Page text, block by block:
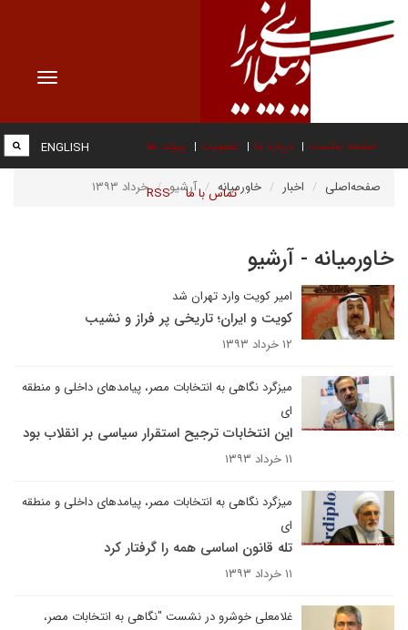
Toggle
صفحه نخست درباره ما عضویت پیوند ها
تماس با ما RSS
ENGLISH
صفحه‌اصلی اخبار خاورمیانه آرشیو خرداد ۱۳۹۳
خاورمیانه - آرشیو
امیر کویت وارد تهران شد
کویت و ایران؛ تاریخی پر فراز و نشیب
۱۲ خرداد ۱۳۹۳
میزگرد نگاهی به انتخابات مصر، پیامدهای داخلی و منطقه
ای
این انتخابات ترجیح استقرار سیاسی بر انقلاب بود
۱۱ خرداد ۱۳۹۳
میزگرد نگاهی به انتخابات مصر، پیامدهای داخلی و منطقه
ای
تله قانون اساسی همه را گرفتار کرد
۱۱ خرداد ۱۳۹۳
غلامعلی خوشرو در نشست "نگاهی به انتخابات مصر،